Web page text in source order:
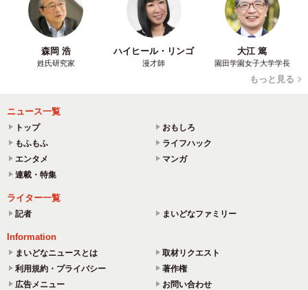
森岡 浩
姓氏研究家
ハイヒール・リンゴ
漫才師
大江 篤
園田学園女子大学学長
もっと見る
ニュース一覧
トップ
おもしろ
もふもふ
ライフハック
エンタメ
マンガ
連載・特集
ライター一覧
記者 まいどなファミリー
Information
まいどなニュースとは
取材リクエスト
利用規約・プライバシー
著作権
広告メニュー
お問い合わせ